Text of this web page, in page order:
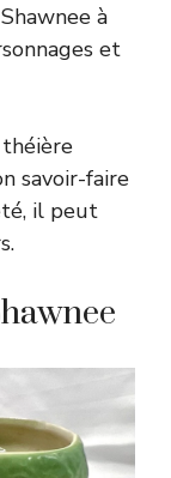
à
et
savoir-faire
il peut